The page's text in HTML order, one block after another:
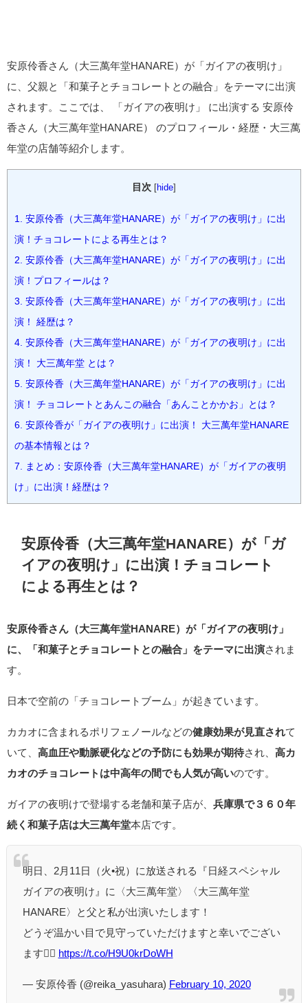
安原伶香さん（大三萬年堂HANARE）が「ガイアの夜明け」
に、父親と「和菓子とチョコレートとの融合」をテーマに出演
されます。ここでは、 「ガイアの夜明け」 に出演する 安原伶
香さん（大三萬年堂HANARE） のプロフィール・経歴・大三萬
年堂の店舗等紹介します。
目次 hide
1. 安原伶香（大三萬年堂HANARE）が「ガイアの夜明け」に出
演！チョコレートによる再生とは？
2. 安原伶香（大三萬年堂HANARE）が「ガイアの夜明け」に出
演！プロフィールは？
3. 安原伶香（大三萬年堂HANARE）が「ガイアの夜明け」に出
演！ 経歴は？
4. 安原伶香（大三萬年堂HANARE）が「ガイアの夜明け」に出
演！ 大三萬年堂 とは？
5. 安原伶香（大三萬年堂HANARE）が「ガイアの夜明け」に出
演！ チョコレートとあんこの融合「あんことかかお」とは？
6. 安原伶香が「ガイアの夜明け」に出演！ 大三萬年堂HANARE
の基本情報とは？
7. まとめ：安原伶香（大三萬年堂HANARE）が「ガイアの夜明
け」に出演！経歴は？
安原伶香（大三萬年堂HANARE）が「ガ
イアの夜明け」に出演！チョコレート
による再生とは？
安原伶香さん（大三萬年堂HANARE）が「ガイアの夜明け」
に、「和菓子とチョコレートとの融合」をテーマに出演されま
す。
日本で空前の「チョコレートブーム」が起きています。
カカオに含まれるポリフェノールなどの健康効果が見直されて
いて、 高血圧や動脈硬化などの予防にも効果が期待され、 高カ
カオのチョコレートは中高年の間でも人気が高いのです。
ガイアの夜明けで登場する老舗和菓子店が、 兵庫県で３６０年
続く和菓子店は大三萬年堂本店です。
明日、2月11日（火•祝）に放送される『日経スペシャル
ガイアの夜明け』に〈大三萬年堂〉〈大三萬年堂
HANARE〉と父と私が出演いたします！
どうぞ温かい目で見守っていただけますと幸いでござい
ます🙇‍♀️ https://t.co/H9U0krDoWH
— 安原伶香 (@reika_yasuhara) February 10, 2020